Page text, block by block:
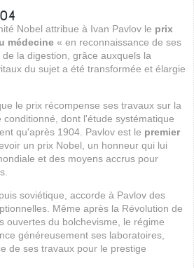
Nobel attribue à Ivan Pavlov le prix
médecine « en reconnaissance de ses
la digestion, grâce auxquels la
du sujet a été transformée et élargie
le prix récompense ses travaux sur la
dont l'étude systématique
qu'après 1904. Pavlov est le premier
un prix Nobel, un honneur qui lui
et des moyens accrus pour
soviétique, accorde à Pavlov des
Même après la Révolution de
ouvertes du bolchevisme, le régime
généreusement ses laboratoires,
de ses travaux pour le prestige